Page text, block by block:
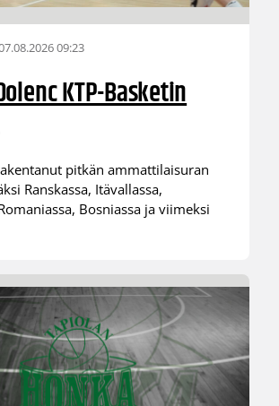
09:23
KTP-Basketin
pitkän ammattilaisuran
Ranskassa, Itävallassa,
Bosniassa ja viimeksi